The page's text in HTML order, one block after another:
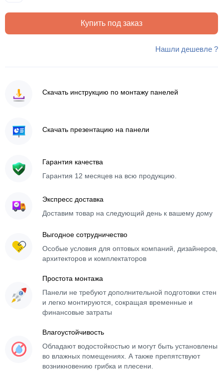
Купить под заказ
Нашли дешевле ?
Скачать инструкцию по монтажу панелей
Скачать презентацию на панели
Гарантия качества
Гарантия 12 месяцев на всю продукцию.
Экспресс доставка
Доставим товар на следующий день к вашему дому
Выгодное сотрудничество
Особые условия для оптовых компаний, дизайнеров,
архитекторов и комплектаторов
Простота монтажа
Панели не требуют дополнительной подготовки стен
и легко монтируются, сокращая временные и
финансовые затраты
Влагоустойчивость
Обладают водостойкостью и могут быть установлены
во влажных помещениях. А также препятствуют
возникновению грибка и плесени.